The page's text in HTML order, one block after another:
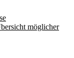
möglicher